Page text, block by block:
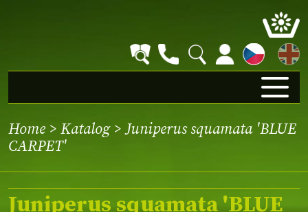
EN
Home > Katalog> Juniperus squamata 'BLUE
CARPET'
Juniperus squamata 'BLUE